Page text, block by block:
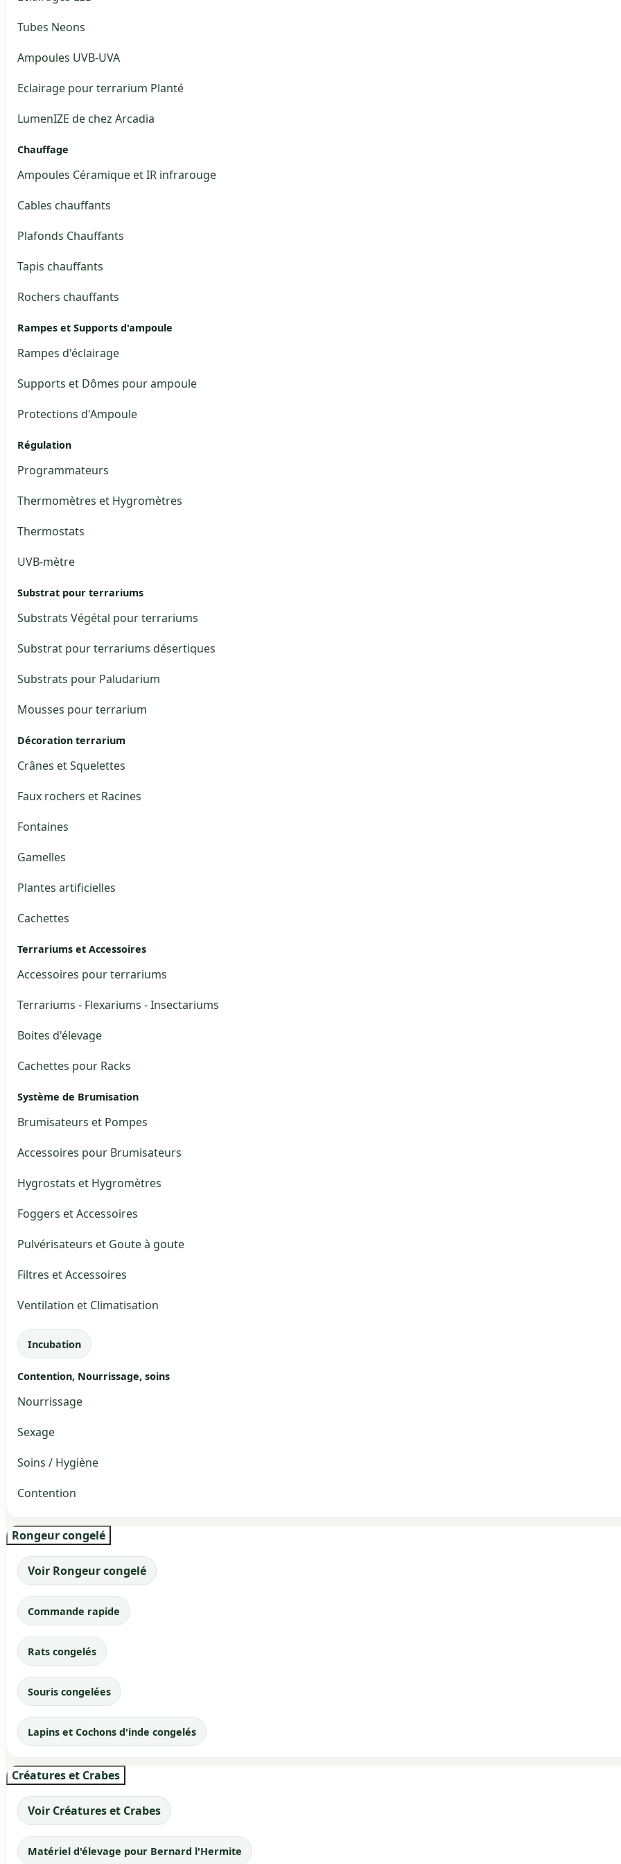
Tubes Neons
Ampoules UVB-UVA
Eclairage pour terrarium Planté
LumenIZE de chez Arcadia
Chauffage
Ampoules Céramique et IR infrarouge
Cables chauffants
Plafonds Chauffants
Tapis chauffants
Rochers chauffants
Rampes et Supports d'ampoule
Rampes d'éclairage
Supports et Dômes pour ampoule
Protections d'Ampoule
Régulation
Programmateurs
Thermomètres et Hygromètres
Thermostats
UVB-mètre
Substrat pour terrariums
Substrats Végétal pour terrariums
Substrat pour terrariums désertiques
Substrats pour Paludarium
Mousses pour terrarium
Décoration terrarium
Crânes et Squelettes
Faux rochers et Racines
Fontaines
Gamelles
Plantes artificielles
Cachettes
Terrariums et Accessoires
Accessoires pour terrariums
Terrariums - Flexariums - Insectariums
Boites d'élevage
Cachettes pour Racks
Système de Brumisation
Brumisateurs et Pompes
Accessoires pour Brumisateurs
Hygrostats et Hygromètres
Foggers et Accessoires
Pulvérisateurs et Goute à goute
Filtres et Accessoires
Ventilation et Climatisation
Incubation
Contention, Nourrissage, soins
Nourrissage
Sexage
Soins / Hygiène
Contention
Rongeur congelé
Voir Rongeur congelé
Commande rapide
Rats congelés
Souris congelées
Lapins et Cochons d'inde congelés
Créatures et Crabes
Voir Créatures et Crabes
Matériel d'élevage pour Bernard l'Hermite